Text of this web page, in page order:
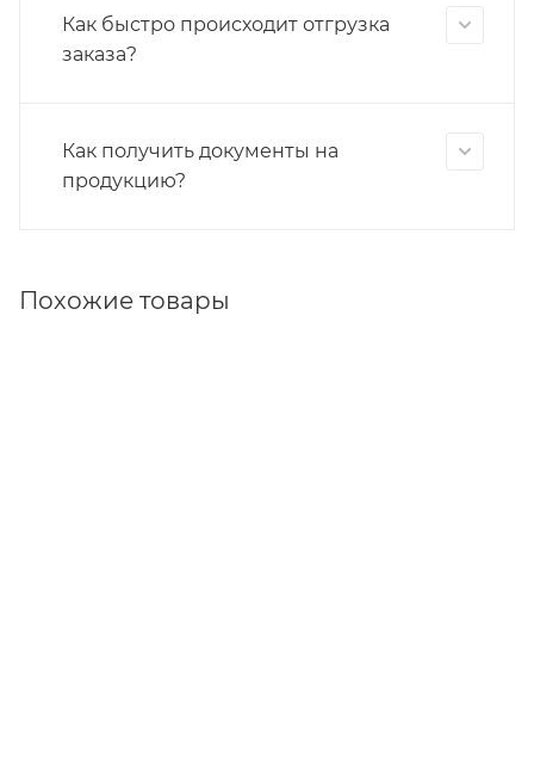
Как быстро происходит отгрузка
заказа?
Как получить документы на
продукцию?
Похожие товары